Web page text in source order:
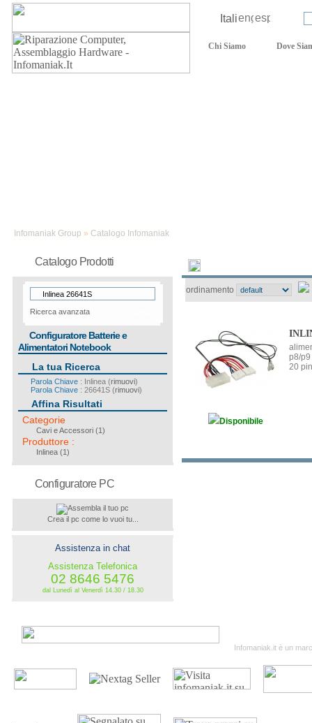
Chi Siamo Dove
Infomaniak Group » Catalogo Infomaniak
Catalogo Prodotti
Ricerca avanzata
Configuratore Batterie e
Alimentatori Notebook
La tua Ricerca
Parola Chiave: Inlinea (rimuovi)
Parola Chiave: 26641S (rimuovi)
Affina Risultati
Categorie
Cavi e Accessori(1)
Produttore:
Inlinea(1)
Configuratore PC
Crea il pc come lo vuoi tu...
Assistenza in chat
Assistenza Telefonica
02 8646 5476
dal Lunedì al Venerdì 14.30 / 18.30
ordinamento
Disponibile
p8/
20
Infomaniak.it è un